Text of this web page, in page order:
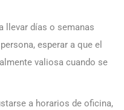
llevar días o semanas
esperar a que el
valiosa cuando se
a horarios de oficina,